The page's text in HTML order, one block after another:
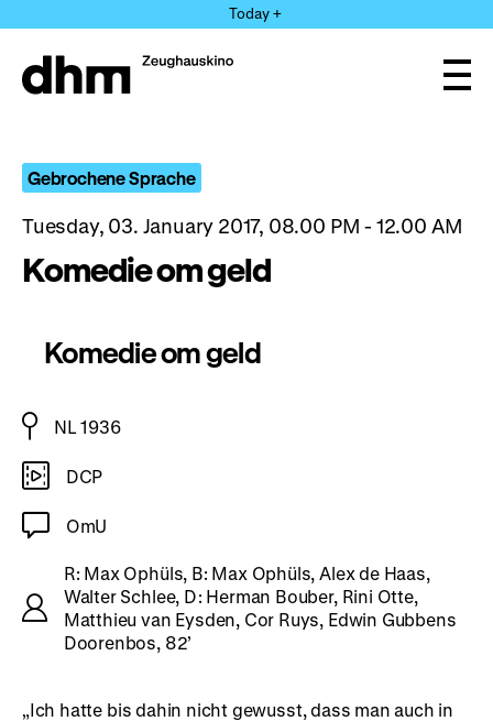
directly
the
Today +
Gebrochene Sprache
Tuesday, 03. January 2017, 08.00 PM - 12.00 AM
Komedie om geld
Komedie om geld
NL 1936
DCP
OmU
R: Max Ophüls, B: Max Ophüls, Alex de Haas,
Walter Schlee, D: Herman Bouber, Rini Otte,
Matthieu van Eysden, Cor Ruys, Edwin Gubbens
Doorenbos, 82’
„Ich hatte bis dahin nicht gewusst, dass man auch in